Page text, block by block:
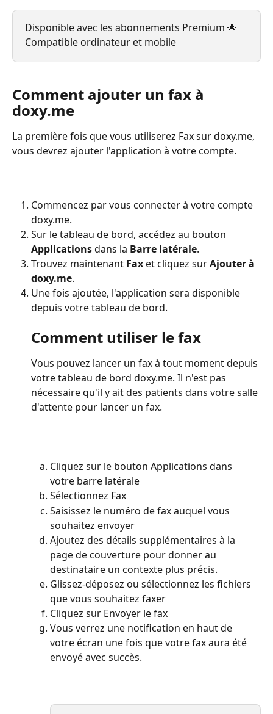
Disponible avec les abonnements Premium 🌟
Compatible ordinateur et mobile
Comment ajouter un fax à
doxy.me
La première fois que vous utiliserez Fax sur doxy.me,
vous devrez ajouter l'application à votre compte.
Commencez par vous connecter à votre compte
doxy.me.
Sur le tableau de bord, accédez au bouton
Applications dans la Barre latérale.
Trouvez maintenant Fax et cliquez sur Ajouter à
doxy.me.
Une fois ajoutée, l'application sera disponible
depuis votre tableau de bord.
Comment utiliser le fax
Vous pouvez lancer un fax à tout moment depuis
votre tableau de bord doxy.me. Il n'est pas
nécessaire qu'il y ait des patients dans votre salle
d'attente pour lancer un fax.
Cliquez sur le bouton Applications dans
votre barre latérale
Sélectionnez Fax
Saisissez le numéro de fax auquel vous
souhaitez envoyer
Ajoutez des détails supplémentaires à la
page de couverture pour donner au
destinataire un contexte plus précis.
Glissez-déposez ou sélectionnez les fichiers
que vous souhaitez faxer
Cliquez sur Envoyer le fax
Vous verrez une notification en haut de
votre écran une fois que votre fax aura été
envoyé avec succès.